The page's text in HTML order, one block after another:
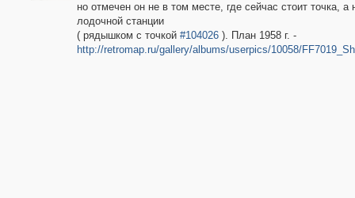
но отмечен он не в том месте, где сейчас стоит точка,
лодочной станции
( рядышком с точкой #104026). План 1958 г. -
http://retromap.ru/gallery/albums/userpics/10058/